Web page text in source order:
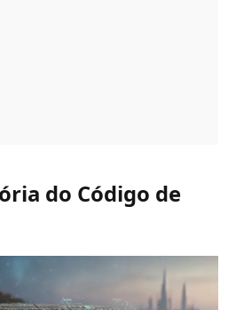
do Código de